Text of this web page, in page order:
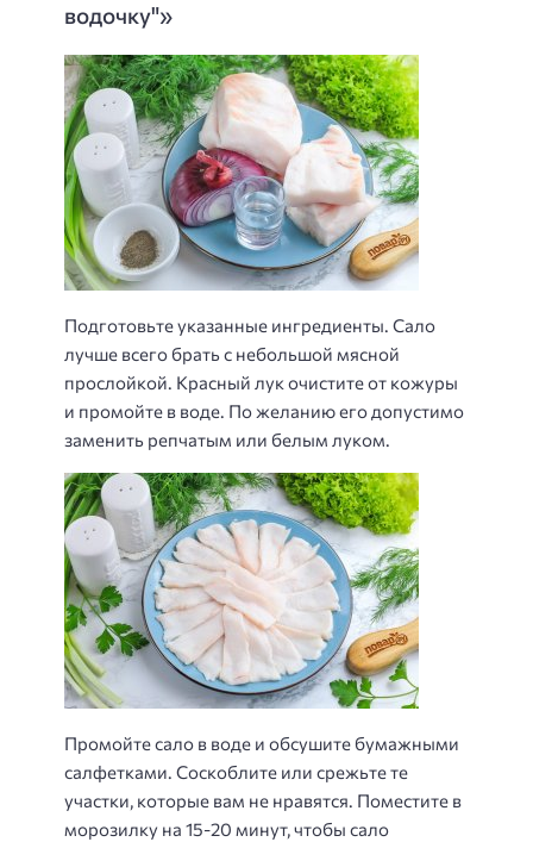
водочку"»
Подготовьте указанные ингредиенты. Сало
лучше всего брать с небольшой мясной
прослойкой. Красный лук очистите от кожуры
и промойте в воде. По желанию его допустимо
заменить репчатым или белым луком.
Промойте сало в воде и обсушите бумажными
салфетками. Соскоблите или срежьте те
участки, которые вам не нравятся. Поместите в
морозилку на 15-20 минут, чтобы сало